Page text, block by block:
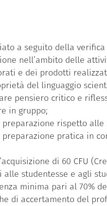
a seguito della
nell’ambito delle
e dei prodotti
del linguaggio
pensiero critico e
in gruppo;
preparazione rispetto
preparazione pratica in
di 60 CFU
alle studentesse e agli
minima pari al 70%
di accertamento del